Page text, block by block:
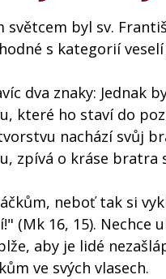
světcem byl sv.
s kategorií
dva znaky: Jednak
které ho staví do
nachází svůj
zpívá o kráse bratra
neboť tak si
(Mk 16, 15).
aby je lidé
ve svých vlasech.